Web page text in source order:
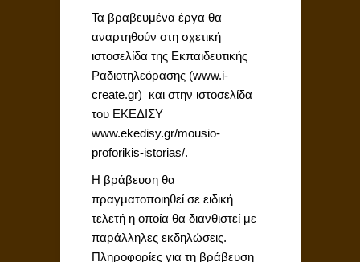
Τα βραβευμένα έργα θα
αναρτηθούν στη σχετική
ιστοσελίδα της Εκπαιδευτικής
Ραδιοτηλεόρασης (www.i-
create.gr) και στην ιστοσελίδα
του ΕΚΕΔΙΣΥ
www.ekedisy.gr/mousio-
proforikis-istorias/.
H βράβευση θα
πραγματοποιηθεί σε ειδική
τελετή η οποία θα διανθιστεί με
παράλληλες εκδηλώσεις.
Πληροφορίες για τη βράβευση